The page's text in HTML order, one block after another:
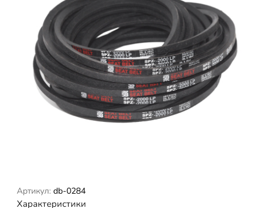
Артикул: db-0284
Характеристики